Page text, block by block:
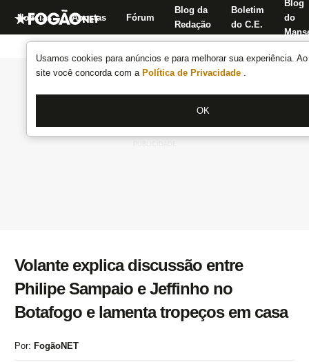
Usamos cookies para anúncios e para melhorar sua experiência.
site você concorda com a Política de Privacidade .
OK
Notícias Apostas Fórum
Blog da
Redação
Boletim
do C.E.
Blog
do
Volante explica discussão entre
Philipe Sampaio e Jeffinho no
Botafogo e lamenta tropeços em casa
Por: FogãoNET